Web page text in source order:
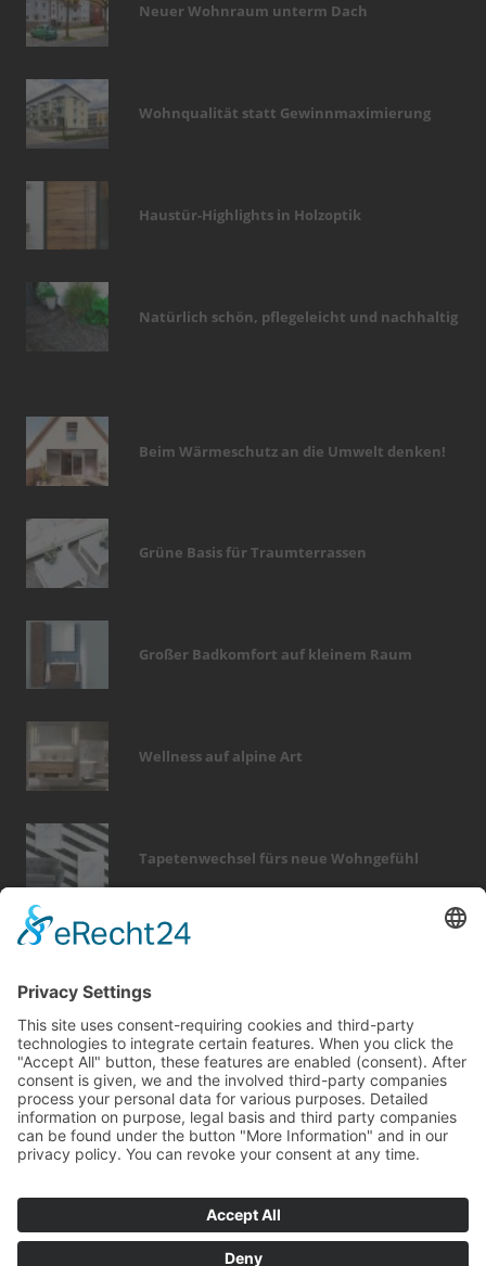
Neuer Wohnraum unterm Dach
Wohnqualität statt Gewinnmaximierung
Haustür-Highlights in Holzoptik
Natürlich schön, pflegeleicht und nachhaltig
Beim Wärmeschutz an die Umwelt denken!
Grüne Basis für Traumterrassen
Großer Badkomfort auf kleinem Raum
Wellness auf alpine Art
Tapetenwechsel fürs neue Wohngefühl
dämmung modernisieren fußboden
förderung
garten
dach fenster finanzierung
zaun
badezimmer
rund ums haus feuer
kamin
fliesen
keller möbel küche
renovieren